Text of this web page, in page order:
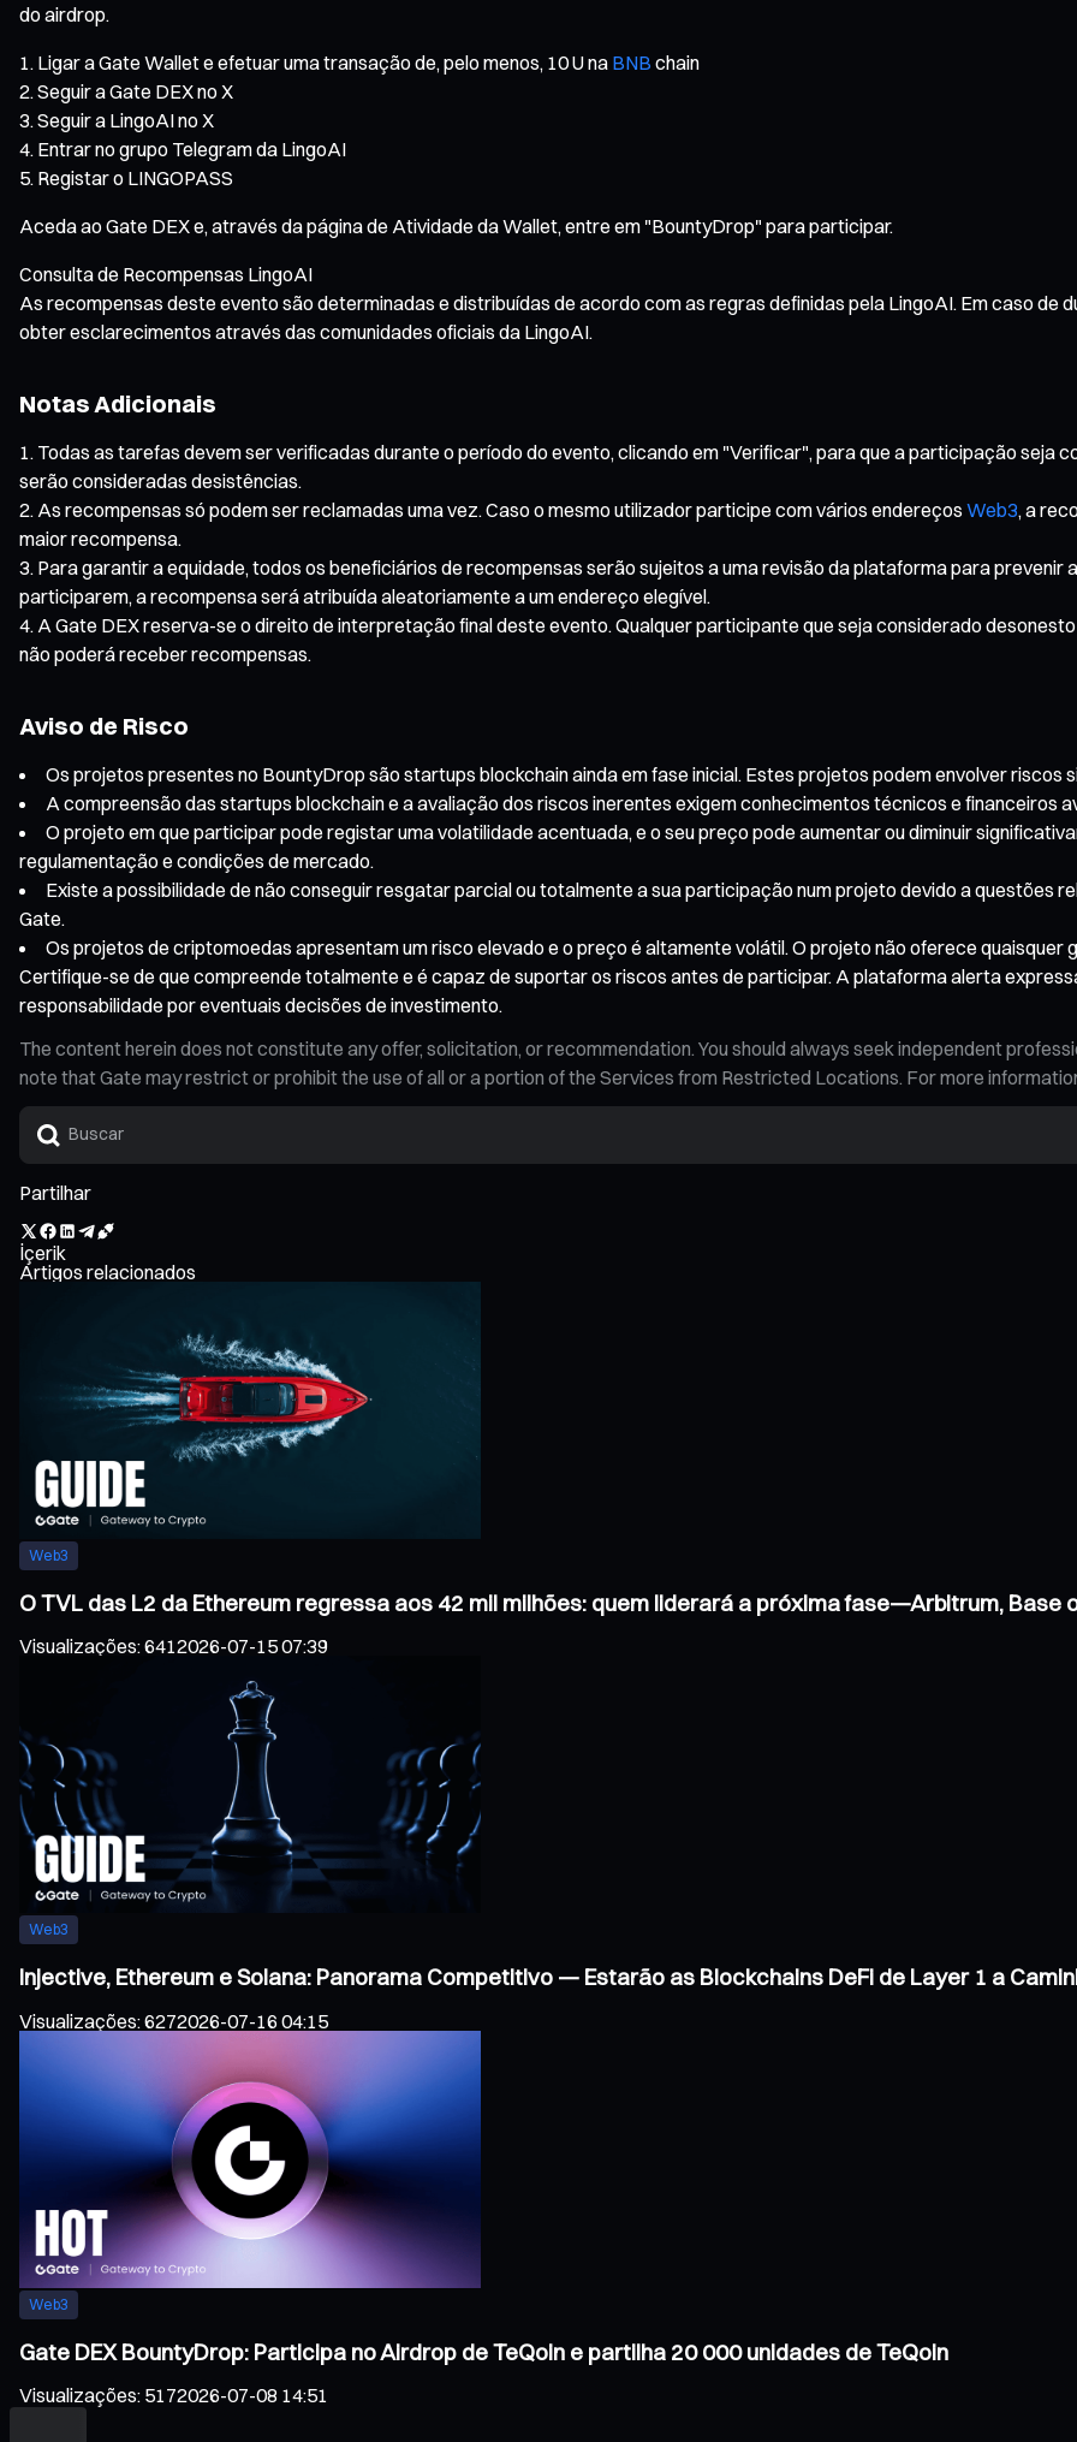
do airdrop.
Ligar a Gate Wallet e efetuar uma transação de, pelo menos, 10 U na BNB chain
Seguir a Gate DEX no X
Seguir a LingoAI no X
Entrar no grupo Telegram da LingoAI
Registar o LINGOPASS
Aceda ao Gate DEX e, através da página de Atividade da Wallet, entre em "BountyDrop" para participar.
Consulta de Recompensas LingoAI
As recompensas deste evento são determinadas e distribuídas de acordo com as regras definidas pela LingoAI. Em caso de
obter esclarecimentos através das comunidades oficiais da LingoAI.
Notas Adicionais
Todas as tarefas devem ser verificadas durante o período do evento, clicando em "Verificar", para que a participação seja
serão consideradas desistências.
As recompensas só podem ser reclamadas uma vez. Caso o mesmo utilizador participe com vários endereços Web3, a
maior recompensa.
Para garantir a equidade, todos os beneficiários de recompensas serão sujeitos a uma revisão da plataforma para prevenir
participarem, a recompensa será atribuída aleatoriamente a um endereço elegível.
A Gate DEX reserva-se o direito de interpretação final deste evento. Qualquer participante que seja considerado
não poderá receber recompensas.
Aviso de Risco
Os projetos presentes no BountyDrop são startups blockchain ainda em fase inicial. Estes projetos podem envolver
A compreensão das startups blockchain e a avaliação dos riscos inerentes exigem conhecimentos técnicos e financeiros
O projeto em que participar pode registar uma volatilidade acentuada, e o seu preço pode aumentar ou diminuir
regulamentação e condições de mercado.
Existe a possibilidade de não conseguir resgatar parcial ou totalmente a sua participação num projeto devido a questões
Gate.
Os projetos de criptomoedas apresentam um risco elevado e o preço é altamente volátil. O projeto não oferece
Certifique-se de que compreende totalmente e é capaz de suportar os riscos antes de participar. A plataforma alerta
responsabilidade por eventuais decisões de investimento.
The content herein does not constitute any offer, solicitation, or recommendation. You should always seek independent
note that Gate may restrict or prohibit the use of all or a portion of the Services from Restricted Locations. For more
Partilhar
İçerik
Artigos relacionados
Web3
O TVL das L2 da Ethereum regressa aos 42 mil milhões: quem liderará a próxima fase—Arbitrum, Base
Visualizações:6412026-07-15 07:39
Web3
Injective, Ethereum e Solana: Panorama Competitivo — Estarão as Blockchains DeFi de Layer 1 a
Visualizações:6272026-07-16 04:15
Web3
Gate DEX BountyDrop: Participa no Airdrop de TeQoin e partilha 20 000 unidades de TeQoin
Visualizações: 5172026-07-08 14:51